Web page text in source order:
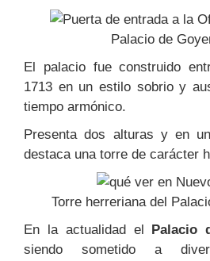
Palacio de
El palacio fue construido
1713 en un estilo sobrio y
tiempo armónico.
Presenta dos alturas y en
destaca una torre de carácter
Torre herreriana del
En la actualidad el Palacio
siendo sometido a